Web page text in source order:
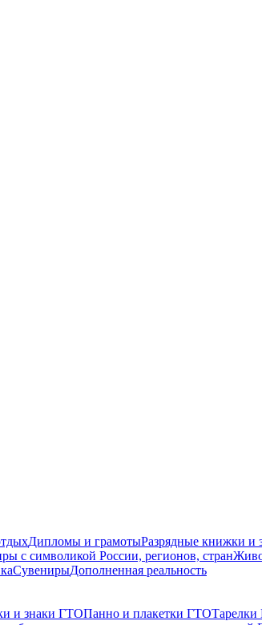
Дипломы и грамотыРазрядные книжки и
с символикой России, регионов, стран
СувенирыДополненная реальность
и знаки ГТОПанно и плакетки ГТО